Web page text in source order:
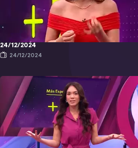
24/12/2024
24/12/2024